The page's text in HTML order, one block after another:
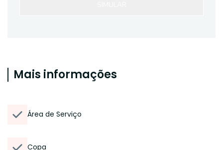
Mais informações
Área de Serviço
Copa